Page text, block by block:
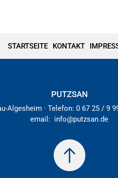
STARTSEITE KONTAKT
PUTZSAN
Algesheim · Telefon: 0 67 25 / 9
email: info@putzsan.de